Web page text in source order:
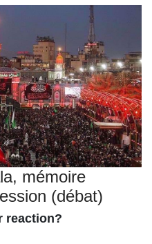
mémoire
(débat)